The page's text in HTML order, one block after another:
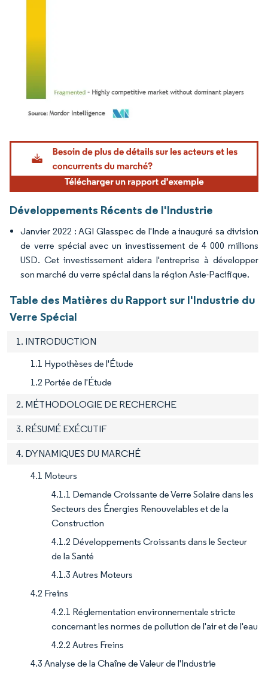
Image © Mordor Intelligence. La réutilisation nécessite une attribution sous CC BY
Développements Récents de l'Industrie
Janvier 2022 : AGI Glasspec de l'Inde a inauguré sa division
de verre spécial avec un investissement de 4 000 millions
USD. Cet investissement aidera l'entreprise à développer
son marché du verre spécial dans la région Asie-Pacifique.
Table des Matières du Rapport sur l'Industrie du
Verre Spécial
1. INTRODUCTION
1.1 Hypothèses de l'Étude
1.2 Portée de l'Étude
2. MÉTHODOLOGIE DE RECHERCHE
3. RÉSUMÉ EXÉCUTIF
4. DYNAMIQUES DU MARCHÉ
4.1 Moteurs
4.1.1 Demande Croissante de Verre Solaire dans les
Secteurs des Énergies Renouvelables et de la
Construction
4.1.2 Développements Croissants dans le Secteur
de la Santé
4.1.3 Autres Moteurs
4.2 Freins
4.2.1 Réglementation environnementale stricte
concernant les normes de pollution de l'air et de l'eau
4.2.2 Autres Freins
4.3 Analyse de la Chaîne de Valeur de l'Industrie